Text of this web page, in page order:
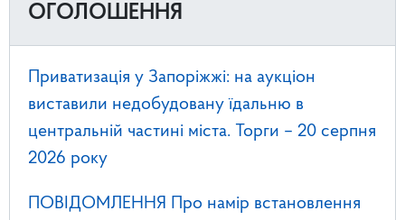
ОГОЛОШЕННЯ
Приватизація у Запоріжжі: на аукціон
виставили недобудовану їдальню в
центральній частині міста. Торги – 20 серпня
2026 року
ПОВІДОМЛЕННЯ Про намір встановлення